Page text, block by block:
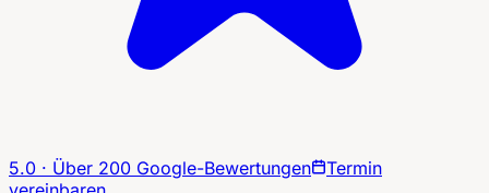
5.0 · Über 200 Google-Bewertungen
Termin